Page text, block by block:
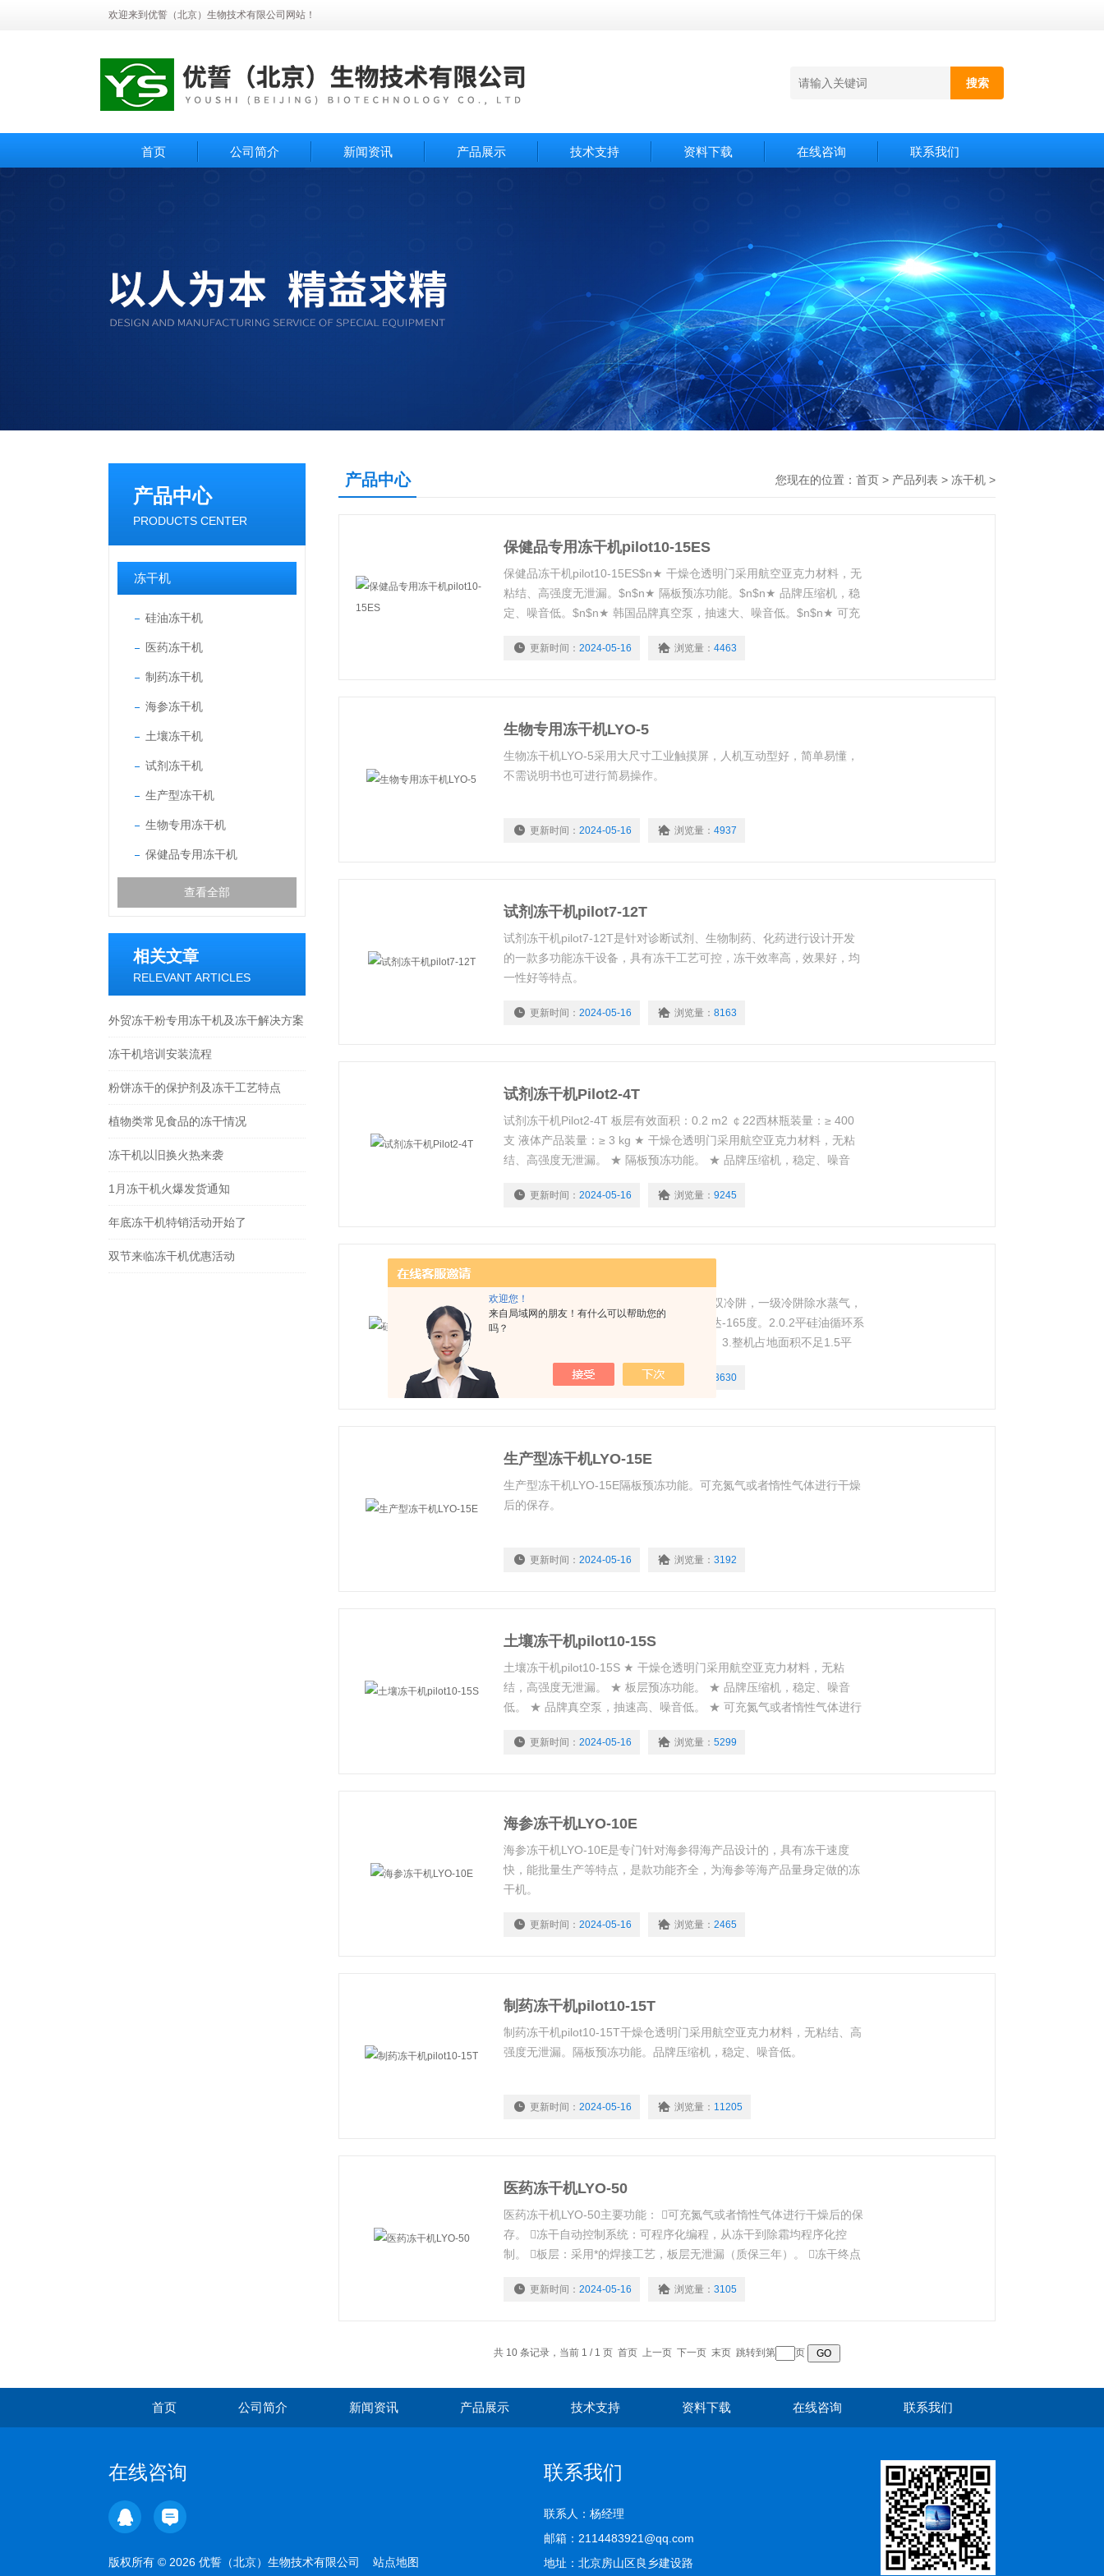
欢迎您！
来自局域网的朋友！有什么可以帮助您的
吗？
欢迎来到优誓（北京）生物技术有限公司网站！
首页 公司简介 新闻资讯 产品展示 技术支持 资料下载 在线咨询 联系我们
产品中心
PRODUCTS CENTER
冻干机
硅油冻干机
医药冻干机
制药冻干机
海参冻干机
土壤冻干机
试剂冻干机
生产型冻干机
生物专用冻干机
保健品专用冻干机
查看全部
相关文章
RELEVANT ARTICLES
外贸冻干粉专用冻干机及冻干解决方案
冻干机培训安装流程
粉饼冻干的保护剂及冻干工艺特点
植物类常见食品的冻干情况
冻干机以旧换火热来袭
1月冻干机火爆发货通知
年底冻干机特销活动开始了
双节来临冻干机优惠活动
产品中心 您现在的位置： 首页 > 产品列表 > 冻干机 >
保健品专用冻干机pilot10-15ES
保健品冻干机pilot10-15ES$n★ 干燥仓透明门采用航空亚克力材料，无
粘结、高强度无泄漏。$n$n★ 隔板预冻功能。$n$n★ 品牌压缩机，稳
定、噪音低。$n$n★ 韩国品牌真空泵，抽速大、噪音低。$n$n★ 可充
更新时间： 2024-05-16 浏览量： 4463
生物专用冻干机LYO-5
生物冻干机LYO-5采用大尺寸工业触摸屏，人机互动型好，简单易懂，
不需说明书也可进行简易操作。
更新时间： 2024-05-16 浏览量： 4937
试剂冻干机pilot7-12T
试剂冻干机pilot7-12T是针对诊断试剂、生物制药、化药进行设计开发
的一款多功能冻干设备，具有冻干工艺可控，冻干效率高，效果好，均
一性好等特点。
更新时间： 2024-05-16 浏览量： 8163
试剂冻干机Pilot2-4T
试剂冻干机Pilot2-4T 板层有效面积：0.2 m2 ￠22西林瓶装量：≥ 400
支 液体产品装量：≥ 3 kg ★ 干燥仓透明门采用航空亚克力材料，无粘
结、高强度无泄漏。 ★ 隔板预冻功能。 ★ 品牌压缩机，稳定、噪音
稳安全。更新时间： 2024-05-16 浏览量： 9245
硅油冻干机Pilot2-4M可实现如下功能：1.双冷阱，一级冷阱除水蒸气，
二级冷阱凝结有机溶剂蒸汽，冷凝温度可达-165度。2.0.2平硅油循环系
统，可实现托盘冻干机及多个外挂瓶冻干。3.整机占地面积不足1.5平
方，节省空间。
更新时间：2024-05-16 3630
生产型冻干机LYO-15E
生产型冻干机LYO-15E隔板预冻功能。可充氮气或者惰性气体进行干燥
后的保存。
更新时间： 2024-05-16 浏览量： 3192
土壤冻干机pilot10-15S
土壤冻干机pilot10-15S ★ 干燥仓透明门采用航空亚克力材料，无粘
结，高强度无泄漏。 ★ 板层预冻功能。 ★ 品牌压缩机，稳定、噪音
低。 ★ 品牌真空泵，抽速高、噪音低。 ★ 可充氮气或者惰性气体进行
更新时间： 2024-05-16 浏览量： 5299
海参冻干机LYO-10E
海参冻干机LYO-10E是专门针对海参得海产品设计的，具有冻干速度
快，能批量生产等特点，是款功能齐全，为海参等海产品量身定做的冻
干机。
更新时间： 2024-05-16 浏览量： 2465
制药冻干机pilot10-15T
制药冻干机pilot10-15T干燥仓透明门采用航空亚克力材料，无粘结、高
强度无泄漏。隔板预冻功能。品牌压缩机，稳定、噪音低。
更新时间： 2024-05-16 浏览量： 11205
医药冻干机LYO-50
医药冻干机LYO-50主要功能： 可充氮气或者惰性气体进行干燥后的保
存。 冻干自动控制系统：可程序化编程，从冻干到除霜均程序化控
制。 板层：采用*的焊接工艺，板层无泄漏（质保三年）。 冻干终点
含水率到达标准要求。
更新时间： 2024-05-16 浏览量： 3105
共 10 条记录，当前 1 / 1 页 首页 上一页 下一页 末页 跳转到第 页
首页 公司简介 新闻资讯 产品展示 技术支持 资料下载 在线咨询 联系我们
在线咨询
版权所有 © 2026 优誓（北京）生物技术有限公司 站点地图
联系我们
联系人：杨经理
邮箱：2114483921@qq.com
地址：北京房山区良乡建设路